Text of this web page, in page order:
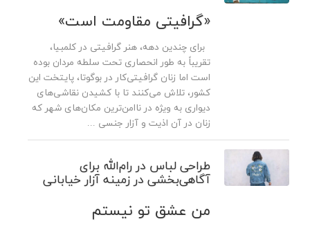
«گرافیتی مقاومت است»
برای چندین دهه، هنر گرافیتی در کلمبیا،
تقریباً به طور انحصاری تحت سلطه مردان بوده
است اما زنان گرافیتی‌کار در بوگوتا، پایتخت این
کشور، تلاش می‌کنند تا با کشیدن نقاشی‌های
دیواری به ویژه در ناامن‌ترین مکان‌های شهر که
زنان در آن اذیت و آزار جنسی ...
طراحی لباس در رام‌الله برای
آگاهی‌بخشی در زمینه آزار خیابانی
من عشق تو نیستم